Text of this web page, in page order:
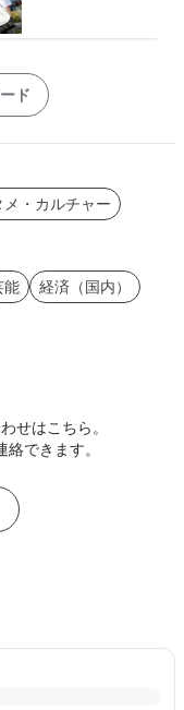
ド
メ・カルチャー
能 経済（国内）
せはこちら。
できます。